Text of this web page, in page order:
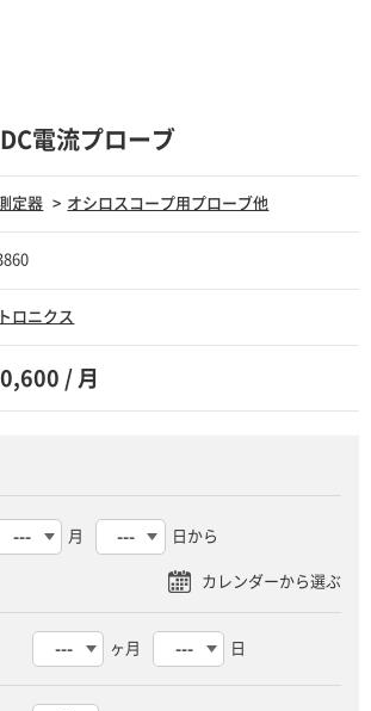
電流プローブ
定器 オシロスコープ用プローブ他
ロニクス
/ 月
月 日から
ヶ月 日